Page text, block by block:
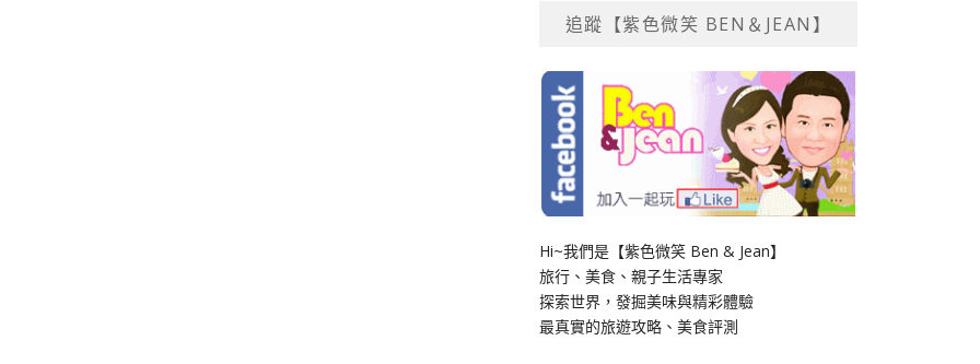
追蹤【紫色微笑 BEN＆JEAN】
Hi~我們是【紫色微笑 Ben & Jean】
旅行、美食、親子生活專家
探索世界，發掘美味與精彩體驗
最真實的旅遊攻略、美食評測